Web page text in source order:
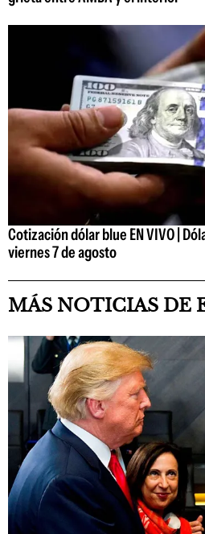
Cotización dólar blue EN VIVO |
viernes 7 de agosto
MÁS NOTICIAS DE